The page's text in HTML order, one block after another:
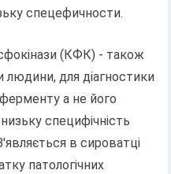
спецефичности.
(КФК) - також
людини, для діагностики
а не його
специфічність
в сироватці
патологічних